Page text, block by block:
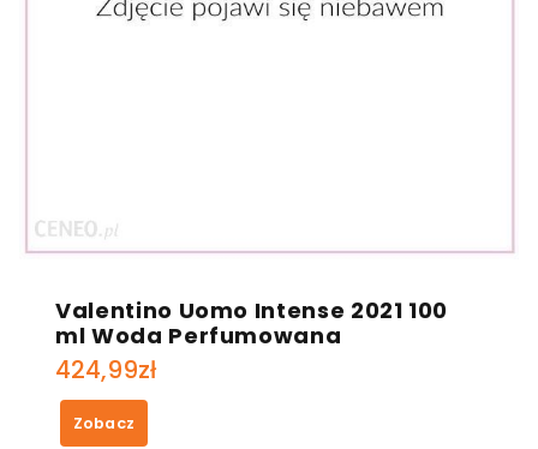
Valentino Uomo Intense 2021 100
ml Woda Perfumowana
424,99zł
Zobacz